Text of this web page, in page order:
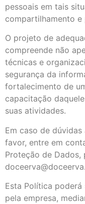
pessoais em tais
compartilhamento e
O projeto de
compreende não
técnicas e
segurança da
fortalecimento de
capacitação
suas atividades.
Em caso de
favor, entre em
Proteção de
Esta Política
pela empresa,